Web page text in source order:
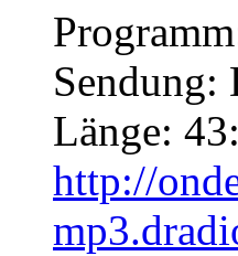
Sendung:
Länge:
http://